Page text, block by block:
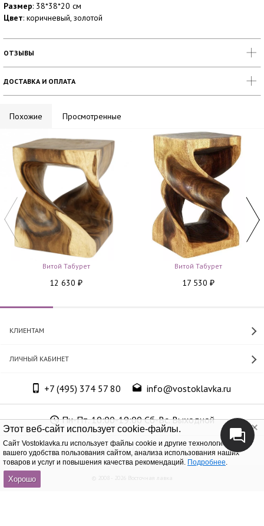
Этот веб-сайт использует cookie-файлы.
Cайт Vostoklavka.ru использует файлы cookie и другие технологии для
вашего удобства пользования сайтом, анализа использования наших
товаров и услуг и повышения качества рекомендаций. Подробнее.
Хорошо
Размер: 38*38*20 см
Цвет: коричневый, золотой
ОТЗЫВЫ
ДОСТАВКА И ОПЛАТА
Похожие Просмотренные
Витой Табурет
12 630 ₽
Витой Табурет
17 530 ₽
КЛИЕНТАМ
ЛИЧНЫЙ КАБИНЕТ
+7 (495) 374 57 80 info@vostoklavka.ru
Пн-Пт. 10:00-19:00 Сб-Вс. Выходной
ООО «Юнит Групп», ОГРН 1147746305574